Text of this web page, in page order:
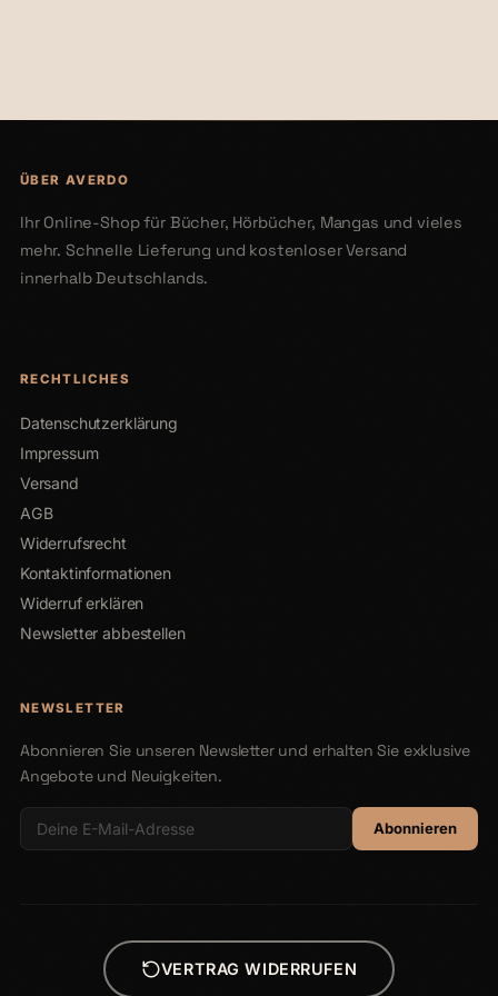
ÜBER AVERDO
Ihr Online-Shop für Bücher, Hörbücher, Mangas und vieles
mehr. Schnelle Lieferung und kostenloser Versand
innerhalb Deutschlands.
RECHTLICHES
Datenschutzerklärung
Impressum
Versand
AGB
Widerrufsrecht
Kontaktinformationen
Widerruf erklären
Newsletter abbestellen
NEWSLETTER
Abonnieren Sie unseren Newsletter und erhalten Sie exklusive
Angebote und Neuigkeiten.
Abonnieren
VERTRAG WIDERRUFEN